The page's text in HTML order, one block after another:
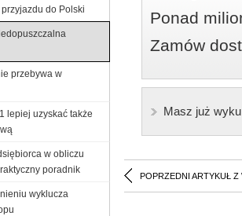
Ponad
Zamów
Masz już
POPRZEDNI ARTYKUŁ Z
do Polski
przebywa w
lepiej uzyskać także
w obliczu
poradnik
wyklucza